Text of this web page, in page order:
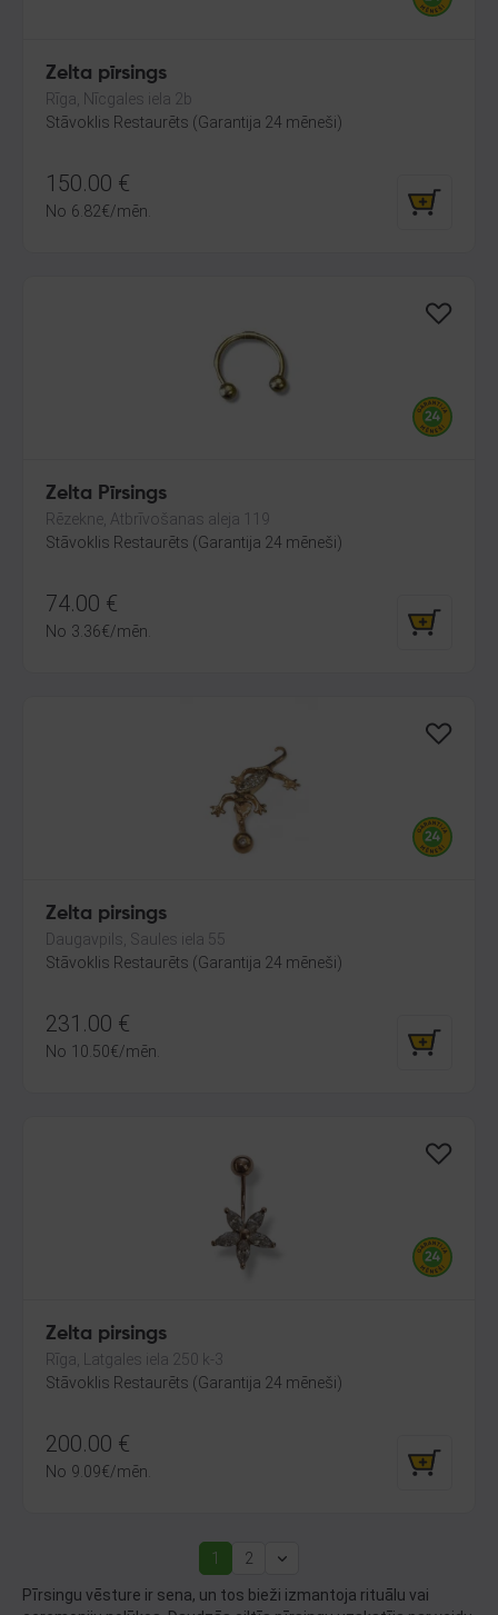
Zelta pīrsings
Rīga, Nīcgales iela 2b
Stāvoklis Restaurēts (Garantija 24 mēneši)
150.00 €
No 6.82€/mēn.
Zelta Pīrsings
Rēzekne, Atbrīvošanas aleja 119
Stāvoklis Restaurēts (Garantija 24 mēneši)
74.00 €
No 3.36€/mēn.
Zelta pirsings
Daugavpils, Saules iela 55
Stāvoklis Restaurēts (Garantija 24 mēneši)
231.00 €
No 10.50€/mēn.
Zelta pirsings
Rīga, Latgales iela 250 k-3
Stāvoklis Restaurēts (Garantija 24 mēneši)
200.00 €
No 9.09€/mēn.
1
(current)
2
Next
Pīrsingu vēsture ir sena, un tos bieži izmantoja rituālu vai